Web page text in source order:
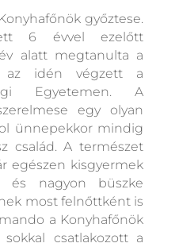
győztese.
6 évvel ezelőtt
év alatt megtanulta a
az idén végzett a
Egyetemen. A
egy olyan
ünnepekkor mindig
család. A természet
egészen kisgyermek
és nagyon büszke
most felnőttként is
a Konyhafőnök
csatlakozott a